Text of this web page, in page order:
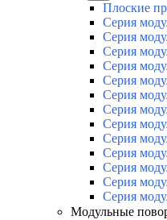
Плоские
Серия
Серия
Серия
Серия
Серия
Серия
Серия
Серия
Серия
Серия
Серия
Серия
Серия
Модульные